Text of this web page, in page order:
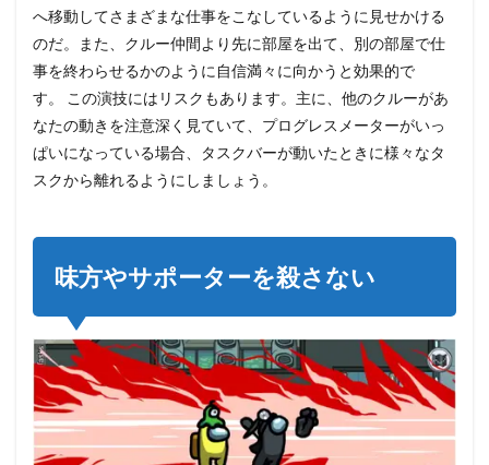
他人
をフ
レー
ムに
る
カメ
ラに
5
トを
た素
早い
移動
6
サボ
ター
ジ
へ移動してさまざまな仕事をこなしているように見せかける
のだ。また、クルー仲間より先に部屋を出て、別の部屋で仕
事を終わらせるかのように自信満々に向かうと効果的で
す。 この演技にはリスクもあります。主に、他のクルーがあ
なたの動きを注意深く見ていて、プログレスメーターがいっ
ぱいになっている場合、タスクバーが動いたときに様々なタ
スクから離れるようにしましょう。
味方やサポーターを殺さない